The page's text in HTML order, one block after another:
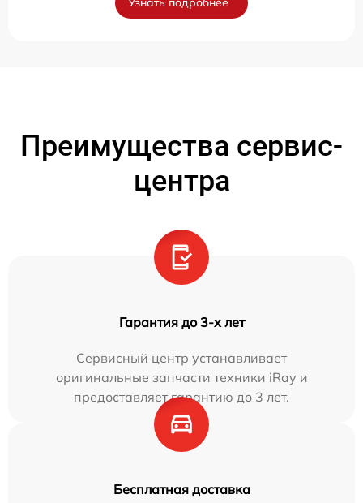
Преимущества сервис-
центра
Гарантия до 3-х лет
Сервисный центр устанавливает
оригинальные запчасти техники iRay и
предоставляет гарантию до 3 лет.
Бесплатная доставка